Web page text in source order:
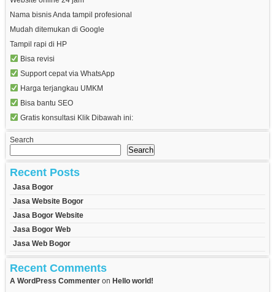
Nama bisnis Anda tampil profesional
Mudah ditemukan di Google
Tampil rapi di HP
Bisa revisi
Support cepat via WhatsApp
Harga terjangkau UMKM
Bisa bantu SEO
Gratis konsultasi Klik Dibawah ini:
Search
Search
Recent Posts
Jasa Bogor
Jasa Website Bogor
Jasa Bogor Website
Jasa Bogor Web
Jasa Web Bogor
Recent Comments
A WordPress Commenter on Hello world!